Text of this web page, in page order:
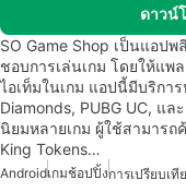
ดาวน์
SO Game Shop เป็นแอป
ชอบการเล่นเกม โดยให้แพ
ไอเท็มในเกม แอปนี้มีบริกา
Diamonds, PUBG UC, แล
นิยมหลายเกม ผู้ใช้สามาร
King Tokens…
Androidเกมช้อปปิ้งการเปรียบเ